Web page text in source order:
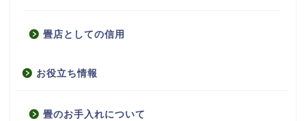
畳店としての信用
お役立ち情報
畳のお手入れについて